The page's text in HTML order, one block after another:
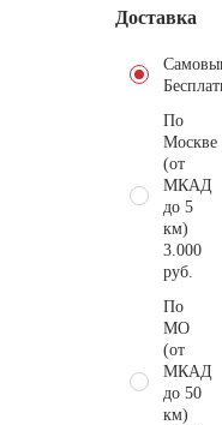
Доставка
По
Москве
(от
МКАД
до 5
км)
3.000
руб.
По
МО
(от
МКАД
до 50
км)